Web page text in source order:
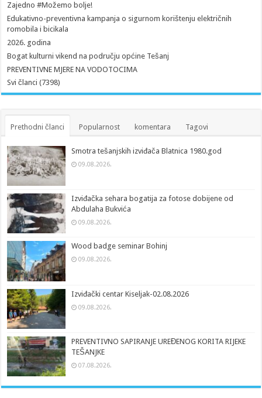
Zajedno #Možemo bolje!
Edukativno-preventivna kampanja o sigurnom korištenju električnih
romobila i bicikala
2026. godina
Bogat kulturni vikend na području općine Tešanj
PREVENTIVNE MJERE NA VODOTOCIMA
Svi članci (7398)
Prethodni članci Popularnost komentara Tagovi
Smotra tešanjskih izviđača Blatnica 1980.god
09.08.2026.
Izviđačka sehara bogatija za fotose dobijene od
Abdulaha Bukvića
09.08.2026.
Wood badge seminar Bohinj
09.08.2026.
Izviđački centar Kiseljak-02.08.2026
09.08.2026.
PREVENTIVNO SAPIRANJE UREĐENOG KORITA RIJEKE
TEŠANJKE
07.08.2026.